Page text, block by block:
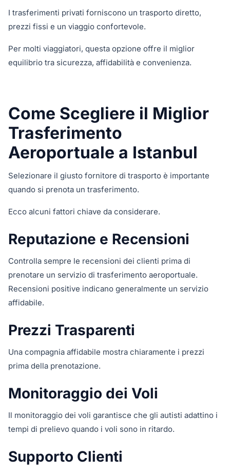
I trasferimenti privati forniscono un trasporto diretto,
prezzi fissi e un viaggio confortevole.
Per molti viaggiatori, questa opzione offre il miglior
equilibrio tra sicurezza, affidabilità e convenienza.
Come Scegliere il Miglior
Trasferimento
Aeroportuale a Istanbul
Selezionare il giusto fornitore di trasporto è importante
quando si prenota un trasferimento.
Ecco alcuni fattori chiave da considerare.
Reputazione e Recensioni
Controlla sempre le recensioni dei clienti prima di
prenotare un servizio di trasferimento aeroportuale.
Recensioni positive indicano generalmente un servizio
affidabile.
Prezzi Trasparenti
Una compagnia affidabile mostra chiaramente i prezzi
prima della prenotazione.
Monitoraggio dei Voli
Il monitoraggio dei voli garantisce che gli autisti adattino i
tempi di prelievo quando i voli sono in ritardo.
Supporto Clienti